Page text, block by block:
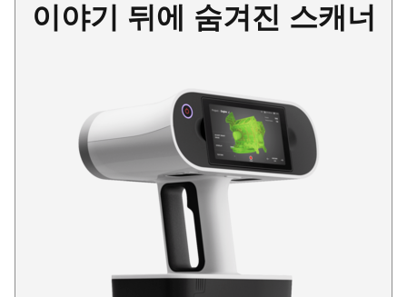
이야기 뒤에 숨겨진 스캐너